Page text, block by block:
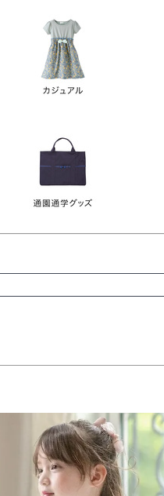
並び順
新着順
価
キーワードヒット順